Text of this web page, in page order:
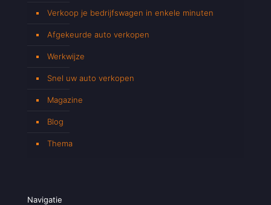
Verkoop je bedrijfswagen in enkele minuten
Afgekeurde auto verkopen
Werkwijze
Snel uw auto verkopen
Magazine
Blog
Thema
Navigatie